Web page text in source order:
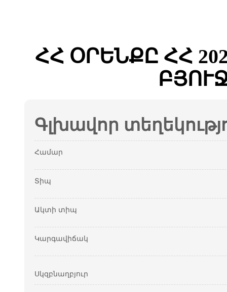
ՀՀ ՕՐԵՆՔԸ ՀՀ
Գլխավոր
Համար
Տիպ
Ակտի տիպ
Կարգավիճակ
Սկզբնաղբյուր